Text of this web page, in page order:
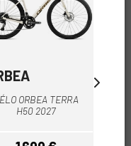
ORBEA TERRA
H50 2027